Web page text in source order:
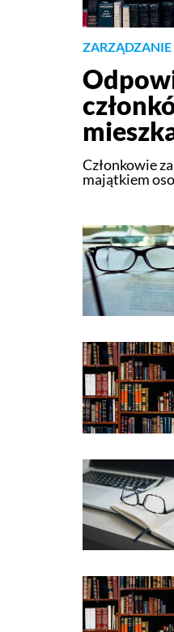
Członkowie
majątkiem